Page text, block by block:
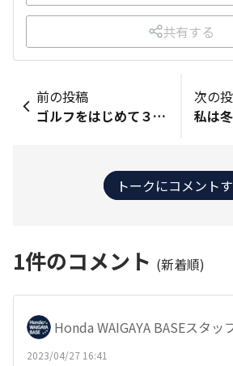
共有する
前の投稿
ゴルフをはじめて３5年以上です。もうすぐ７０歳、年とともにボールが飛ばなくなりました。でも、楽しくプレーしてます。
次の
トークにコメント
1件のコメント (新着順)
Honda WAIGAYA BASEスタッ
2023/04/27 16:41